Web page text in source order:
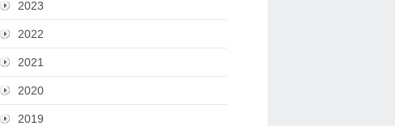
2023
2022
2021
2020
2019